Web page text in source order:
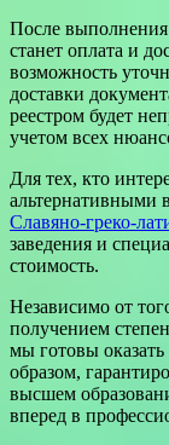
После
станет оплата и
возможность
доставки
реестром будет
учетом всех
Для тех, кто
альтернативными
Славяно-греко-
заведения и
стоимость.
Независимо от
получением
мы готовы
образом,
высшем
вперед в